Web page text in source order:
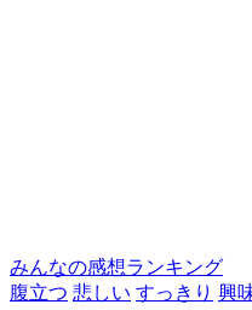
みんなの感想ランキング
腹立つ 悲しい すっきり 興